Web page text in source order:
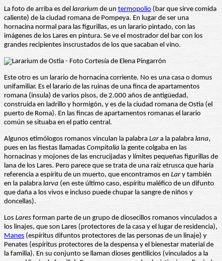
La foto de arriba es del lararium de un termopolio (bar que sirve comida
caliente) de la ciudad romana de Pompeya. En lugar de ser una
hornacina normal para las figurillas, es un larario pintado, con las
imágenes de los Lares en pintura. Se ve el mostrador del bar con los
grandes recipientes inscrustados de los que sacaban el vino.
Este otro es un larario de hornacina corriente. No es una casa o domus
unifamiliar. Es el larario de las ruinas de una finca de apartamentos
romana (insula) de varios pisos, de 2.000 años de antigüedad,
construida en ladrillo y hormigón, y es de la ciudad romana de Ostia (el
puerto de Roma). En las fincas de apartamentos romanas el larario
común se situaba en el patio central.
Algunos etimólogos romanos vinculan la palabra Lara la palabra lana,
pues en las fiestas llamadas Compitalia la gente colgaba en las
hornacinas y mojones de las encrucijadas y límites pequeñas figurillas de
lana de los Lares. Pero parece que se trata de una raíz etrusca que haría
referencia a espíritu de un muerto, que encontramos en Lary también
en la palabra larva (en este último caso, espíritu maléfico de un difunto
que daña a los vivos e incluso puede chupar la sangre de niños y
doncellas).
Los Lares forman parte de un grupo de diosecillos romanos vinculados a
los linajes, que son Lares (protectores de la casa y el lugar de residencia),
Manes (espíritus difuntos protectores de las personas de un linaje) y
Penates (espíritus protectores de la despensa y el bienestar material de
la familia). En su conjunto se llaman dioses gentilicios (vinculados a la